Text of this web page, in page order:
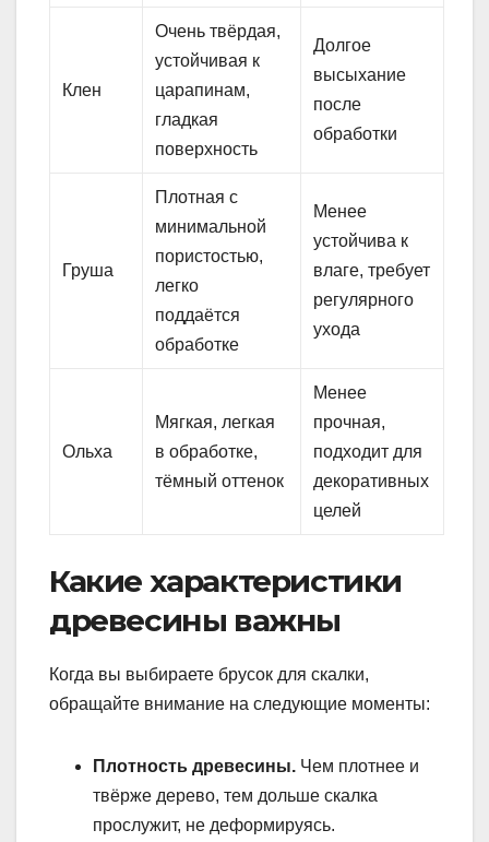
Клен
Очень твёрдая,
устойчивая к
царапинам,
гладкая
поверхность
Долгое
высыхание
после
обработки
Груша
Плотная с
минимальной
пористостью,
легко
поддаётся
обработке
Менее
устойчива к
влаге, требует
регулярного
ухода
Ольха
Мягкая, легкая
в обработке,
тёмный оттенок
Менее
прочная,
подходит для
декоративных
целей
Какие характеристики
древесины важны
Когда вы выбираете брусок для скалки,
обращайте внимание на следующие моменты:
Плотность древесины. Чем плотнее и
твёрже дерево, тем дольше скалка
прослужит, не деформируясь.